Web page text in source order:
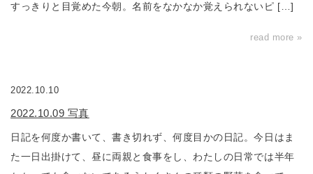
すっきりと目覚めた今朝。名前をなかなか覚えられないピ […]
read more »
2022.10.10
2022.10.09 写真
日記を何度か書いて、書き切れず、何度目かの日記。今日はま
た一日出掛けて、昼に両親と食事をし、わたしの日常では半年